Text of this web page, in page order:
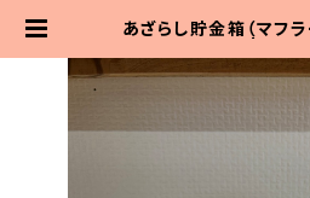
あざらし貯金箱（マフラ